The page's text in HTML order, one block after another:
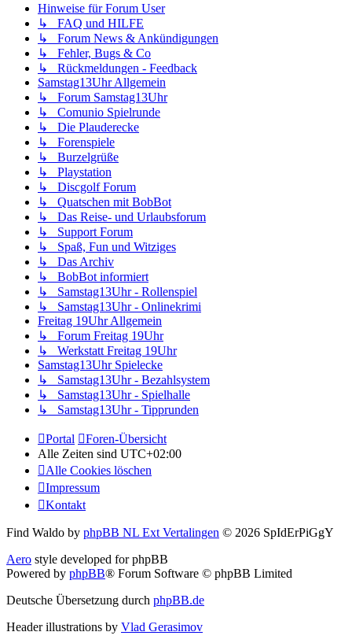
Hinweise für Forum User
↳ FAQ und HILFE
↳ Forum News & Ankündigungen
↳ Fehler, Bugs & Co
↳ Rückmeldungen - Feedback
Samstag13Uhr Allgemein
↳ Forum Samstag13Uhr
↳ Comunio Spielrunde
↳ Die Plauderecke
↳ Forenspiele
↳ Burzelgrüße
↳ Playstation
↳ Discgolf Forum
↳ Quatschen mit BobBot
↳ Das Reise- und Urlaubsforum
↳ Support Forum
↳ Spaß, Fun und Witziges
↳ Das Archiv
↳ BobBot informiert
↳ Samstag13Uhr - Rollenspiel
↳ Samstag13Uhr - Onlinekrimi
Freitag 19Uhr Allgemein
↳ Forum Freitag 19Uhr
↳ Werkstatt Freitag 19Uhr
Samstag13Uhr Spielecke
↳ Samstag13Uhr - Bezahlsystem
↳ Samstag13Uhr - Spielhalle
↳ Samstag13Uhr - Tipprunden
Portal
Foren-Übersicht
Alle Zeiten sind UTC+02:00
Alle Cookies löschen
Impressum
Kontakt
Find Waldo by phpBB NL Ext Vertalingen © 2026 SpIdErPiGgY
Aero style developed for phpBB
Powered by phpBB® Forum Software © phpBB Limited
Deutsche Übersetzung durch phpBB.de
Header illustrations by Vlad Gerasimov